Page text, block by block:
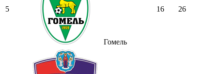
5
Гомель
16 26